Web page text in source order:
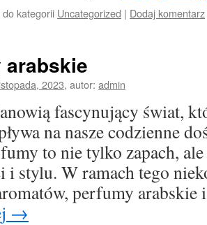
kategorii Uncategorized | Dodaj komentarz
arabskie
2023, autor: admin
fascynujący świat,
na nasze codzienne
to nie tylko zapach,
i stylu. W ramach tego
perfumy
→